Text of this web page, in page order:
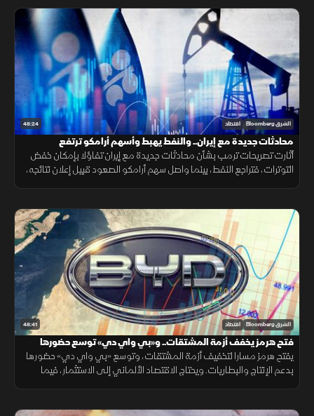
48:24 الشرق Bloomberg اقتصاد
محادثات جديدة مع إيران.. والنفط يهبط وأسهم أرامكو ترتفع
أثارت تصريحات ترمب بشأن محادثات جديدة مع إيران تفاؤلا بإمكان خفض
التوترات، فتراجع النفط، بينما واصل سهم أرامكو الصعود قبيل إعلان نتائجه،
48:41 الشرق Bloomberg اقتصاد
فتح هرمز يخفف أزمة المشتقات.. و«بي واي دي» توسع حضورها
يفتح هرمز مسارا لتخفيف أزمة المشتقات، وتوسع «بي واي دي» حضورها
بدعم الإنتاج والبطاريات. ويحتاج الاقتصاد الألماني إلى الاستثمار، فيما